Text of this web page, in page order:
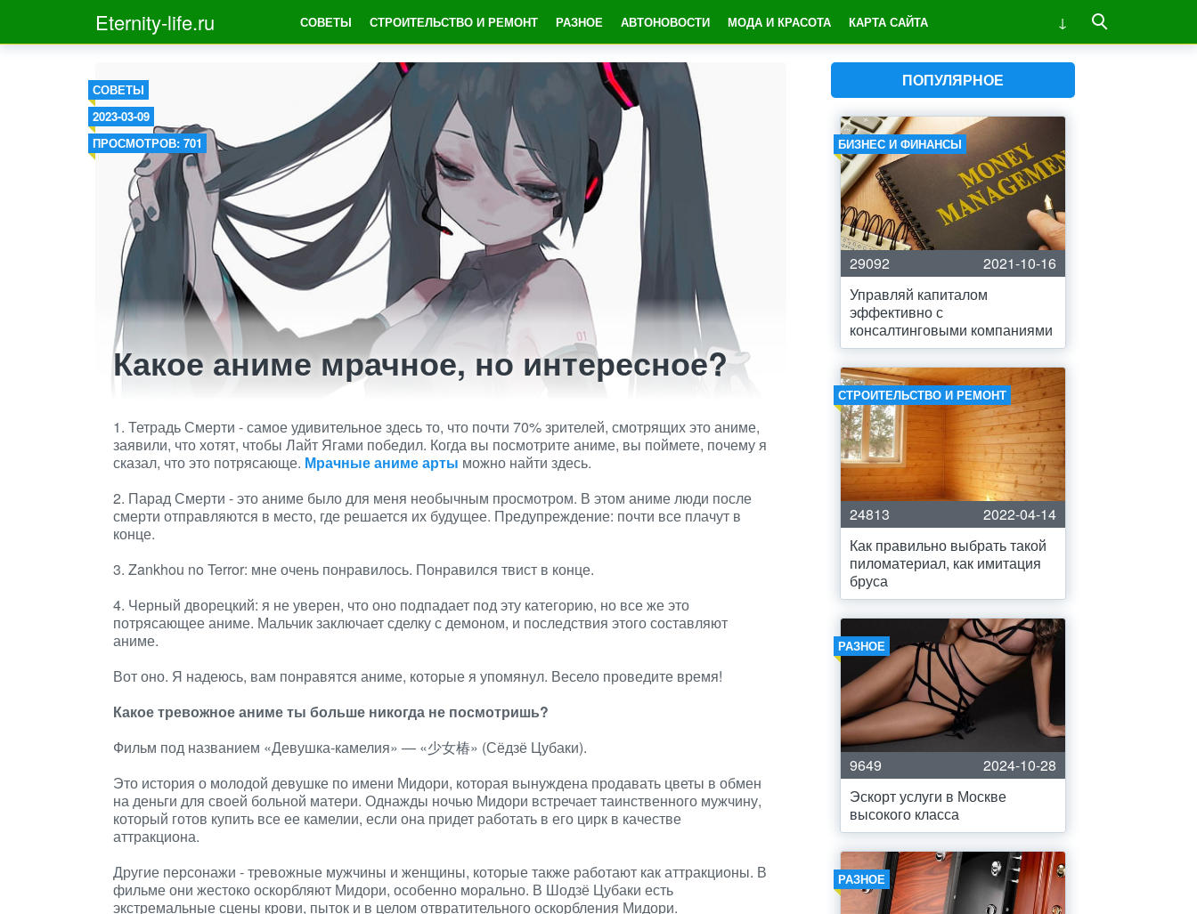
Eternity-life.ru СОВЕТЫ СТРОИТЕЛЬСТВО И РЕМОНТ РАЗНОЕ АВТОНОВОСТИ МОДА И КРАСОТА КАРТА САЙТА
СОВЕТЫ
2023-03-09
ПРОСМОТРОВ: 701
Какое аниме мрачное, но интересное?
1. Тетрадь Смерти - самое удивительное здесь то, что почти 70% зрителей, смотрящих это аниме,
заявили, что хотят, чтобы Лайт Ягами победил. Когда вы посмотрите аниме, вы поймете, почему я
сказал, что это потрясающе. Мрачные аниме арты можно найти здесь.
2. Парад Смерти - это аниме было для меня необычным просмотром. В этом аниме люди после
смерти отправляются в место, где решается их будущее. Предупреждение: почти все плачут в
конце.
3. Zankhou no Terror: мне очень понравилось. Понравился твист в конце.
4. Черный дворецкий: я не уверен, что оно подпадает под эту категорию, но все же это
потрясающее аниме. Мальчик заключает сделку с демоном, и последствия этого составляют
аниме.
Вот оно. Я надеюсь, вам понравятся аниме, которые я упомянул. Весело проведите время!
Какое тревожное аниме ты больше никогда не посмотришь?
Фильм под названием «Девушка-камелия» — «少女椿» (Сёдзё Цубаки).
Это история о молодой девушке по имени Мидори, которая вынуждена продавать цветы в обмен
на деньги для своей больной матери. Однажды ночью Мидори встречает таинственного мужчину,
который готов купить все ее камелии, если она придет работать в его цирк в качестве
аттракциона.
Другие персонажи - тревожные мужчины и женщины, которые также работают как аттракционы. В
фильме они жестоко оскорбляют Мидори, особенно морально. В Шодзё Цубаки есть
экстремальные сцены крови, пыток и в целом отвратительного оскорбления Мидори.
ПОПУЛЯРНОЕ
БИЗНЕС И ФИНАНСЫ
29092
2021-10-16
Управляй капиталом
эффективно с
консалтинговыми компаниями
СТРОИТЕЛЬСТВО И РЕМОНТ
24813
2022-04-14
Как правильно выбрать такой
пиломатериал, как имитация
бруса
РАЗНОЕ
9649
2024-10-28
Эскорт услуги в Москве
высокого класса
РАЗНОЕ